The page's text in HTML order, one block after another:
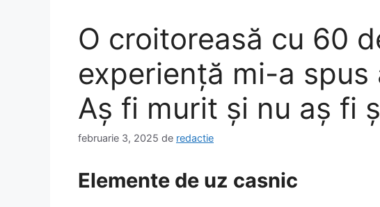
O croitoreasă cu 60
experiență mi-a spus
Aș fi murit și nu aș fi
februarie 3, 2025 de redactie
Elemente de uz casnic